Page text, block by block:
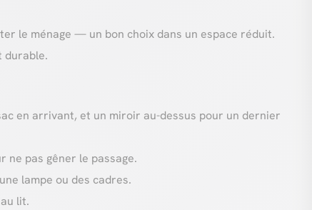
le ménage — un bon choix dans un espace réduit.
durable.
en arrivant, et un miroir au-dessus pour un dernier
ne pas gêner le passage.
lampe ou des cadres.
lit.